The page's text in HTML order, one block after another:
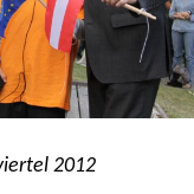
2012